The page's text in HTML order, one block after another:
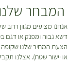
המבחר
אנחנו מציעים מגוון רחב
דשא גבוה ומפנק או דגם
הצעת המחיר שלנו
או יישור שטח). אצלנו